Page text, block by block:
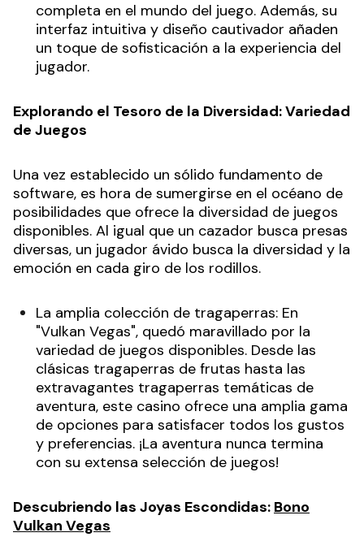
completa en el mundo del juego. Además, su
interfaz intuitiva y diseño cautivador añaden
un toque de sofisticación a la experiencia del
jugador.
Explorando el Tesoro de la Diversidad: Variedad
de Juegos
Una vez establecido un sólido fundamento de
software, es hora de sumergirse en el océano de
posibilidades que ofrece la diversidad de juegos
disponibles. Al igual que un cazador busca presas
diversas, un jugador ávido busca la diversidad y la
emoción en cada giro de los rodillos.
La amplia colección de tragaperras: En
"Vulkan Vegas", quedó maravillado por la
variedad de juegos disponibles. Desde las
clásicas tragaperras de frutas hasta las
extravagantes tragaperras temáticas de
aventura, este casino ofrece una amplia gama
de opciones para satisfacer todos los gustos
y preferencias. ¡La aventura nunca termina
con su extensa selección de juegos!
Descubriendo las Joyas Escondidas: Bono
Vulkan Vegas